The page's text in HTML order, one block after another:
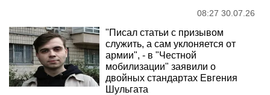
08:27 30.07.26
"Писал статьи с призывом
служить, а сам уклоняется от
армии", - в "Честной
мобилизации" заявили о
двойных стандартах Евгения
Шульгата